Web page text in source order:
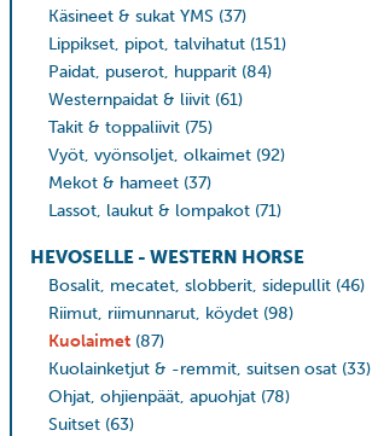
Käsineet & sukat YMS (37)
Lippikset, pipot, talvihatut (151)
Paidat, puserot, hupparit (84)
Westernpaidat & liivit (61)
Takit & toppaliivit (75)
Vyöt, vyönsoljet, olkaimet (92)
Mekot & hameet (37)
Lassot, laukut & lompakot (71)
HEVOSELLE - WESTERN HORSE
Bosalit, mecatet, slobberit, sidepullit (46)
Riimut, riimunnarut, köydet (98)
Kuolaimet (87)
Kuolainketjut & -remmit, suitsen osat (33)
Ohjat, ohjienpäät, apuohjat (78)
Suitset (63)